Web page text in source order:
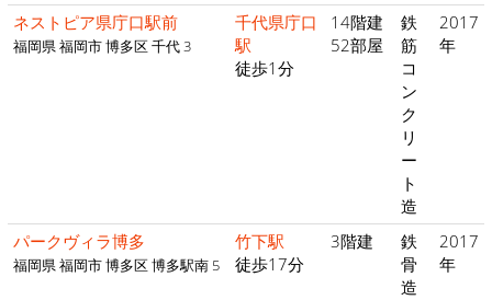
ネストピア県庁口駅前
福岡県 福岡市 博多区 千代 3
千代県庁口
駅
徒歩1分
14階建
52部屋
鉄
筋
コ
ン
ク
リ
ー
ト
造
2017
年
パークヴィラ博多
福岡県 福岡市 博多区 博多駅南 5
竹下駅
徒歩17分
3階建
鉄
骨
造
2017
年